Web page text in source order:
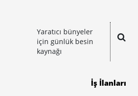
Yaratıcı bünyeler
için günlük besin
kaynağı
İş İlanları